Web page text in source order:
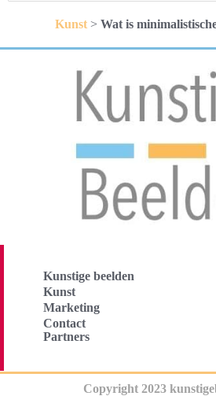
Kunst > Wat is
Kunstige beelden
Kunst
Marketing
Contact
Partners
Copyright 2023